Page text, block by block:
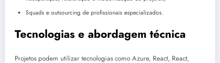
Squads e outsourcing de profissionais especializados.
Tecnologias e abordagem técnica
Projetos podem utilizar tecnologias como Azure, React, React,